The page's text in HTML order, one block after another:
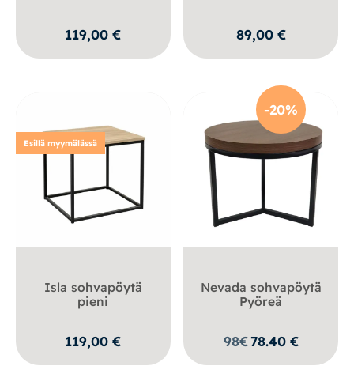
119,00€ 89,00 €
Esillä myymälässä
Isla sohvapöytä
pieni
119,00€
-20%
Nevada sohvapöytä
Pyöreä
98€78.40 €